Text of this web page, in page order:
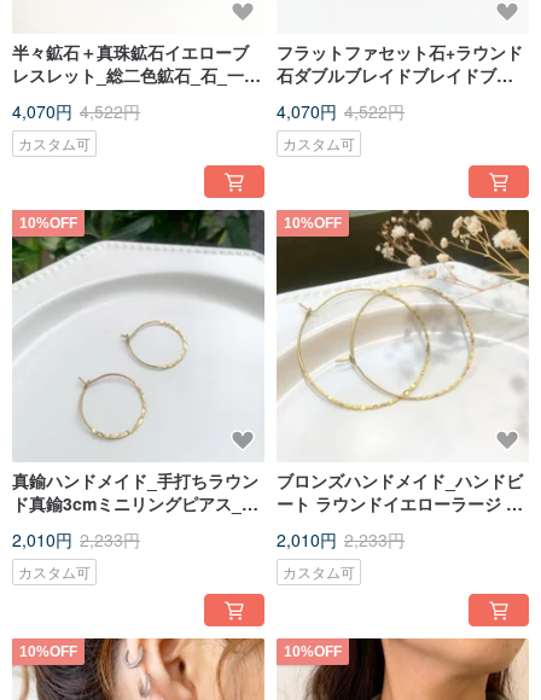
半々鉱石＋真珠鉱石イエローブ
レスレット_総二色鉱石_石_一石
4,070円 4,522円
カスタム可
フラットファセット石+ラウンド
石ダブルブレイドブレイドブレ
4,070円 4,522円
カスタム可
10%OFF
真鍮ハンドメイド_手打ちラウン
ド真鍮3cmミニリングピアス_無
に変更可能
2,010円 2,233円
カスタム可
10%OFF
ブロンズハンドメイド_ハンドビ
ート ラウンドイエローラージ シ
修正ノンホールピアスイヤリン
グ
2,010円 2,233円
カスタム可
10%OFF 10%OFF